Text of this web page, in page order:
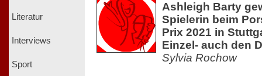
Literatur
Interviews
Sport
Ashleigh Barty
Spielerin beim
Prix 2021 in
Einzel- auch den
Sylvia Rochow